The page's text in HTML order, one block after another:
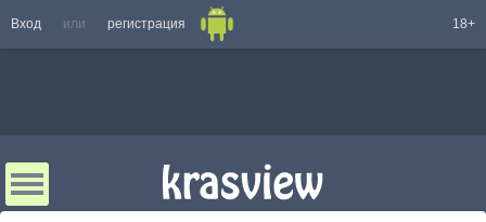
Вход или регистрация 18+